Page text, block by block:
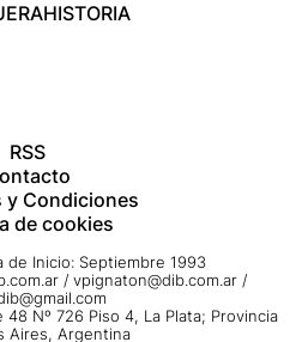
HISTORIA
RSS
y Condiciones
de cookies
de Inicio: Septiembre 1993
/ vpignaton@dib.com.ar /
Nº 726 Piso 4, La Plata; Provincia
Aires, Argentina